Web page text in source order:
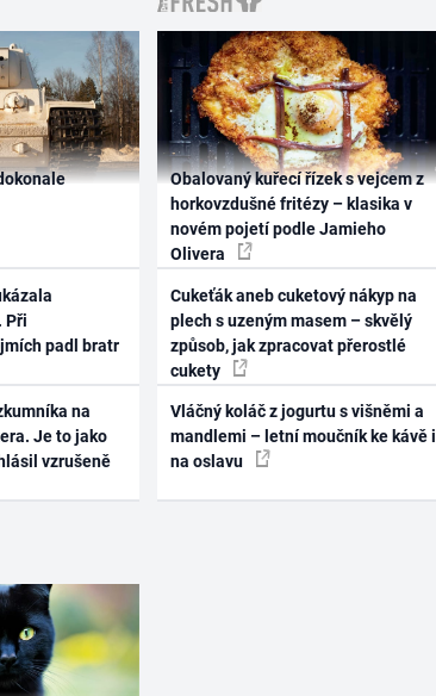
Při
padl bratr
na
Je to jako
vzrušeně
Obalovaný kuřecí řízek s vejcem z
horkovzdušné fritézy – klasika v
novém pojetí podle Jamieho
Olivera
Cukeťák aneb cuketový nákyp na
plech s uzeným masem – skvělý
způsob, jak zpracovat přerostlé
cukety
Vláčný koláč z jogurtu s višněmi a
mandlemi – letní moučník ke kávě i
na oslavu